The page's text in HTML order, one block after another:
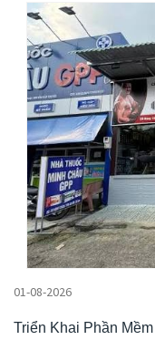
01-08-2026
Triển Khai Phần